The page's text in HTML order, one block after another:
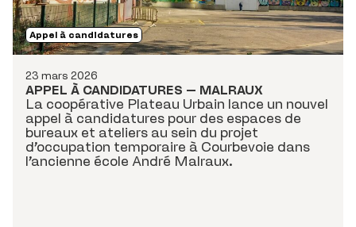
23 mars 2026
Appel à candidatures
APPEL À CANDIDATURES – MALRAUX
La coopérative Plateau Urbain lance un nouvel
appel à candidatures pour des espaces de
bureaux et ateliers au sein du projet
d’occupation temporaire à Courbevoie dans
l’ancienne école André Malraux.